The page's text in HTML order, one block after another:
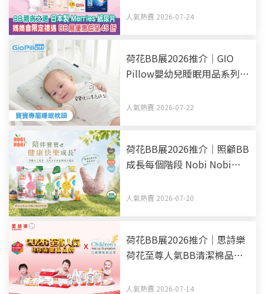
45折
人氣熱賣 2026-07-24
荷花BB展2026推介｜GIO
Pillow嬰幼兒睡眠用品系列
呵護BB睡眠
人氣熱賣 2026-07-22
荷花BB展2026推介｜照顧BB
成長每個階段 Nobi Nobi
之選
人氣熱賣 2026-07-20
荷花BB展2026推介｜思詩樂
荷花至尊人氣BB清潔棉品牌
樂
人氣熱賣 2026-07-14